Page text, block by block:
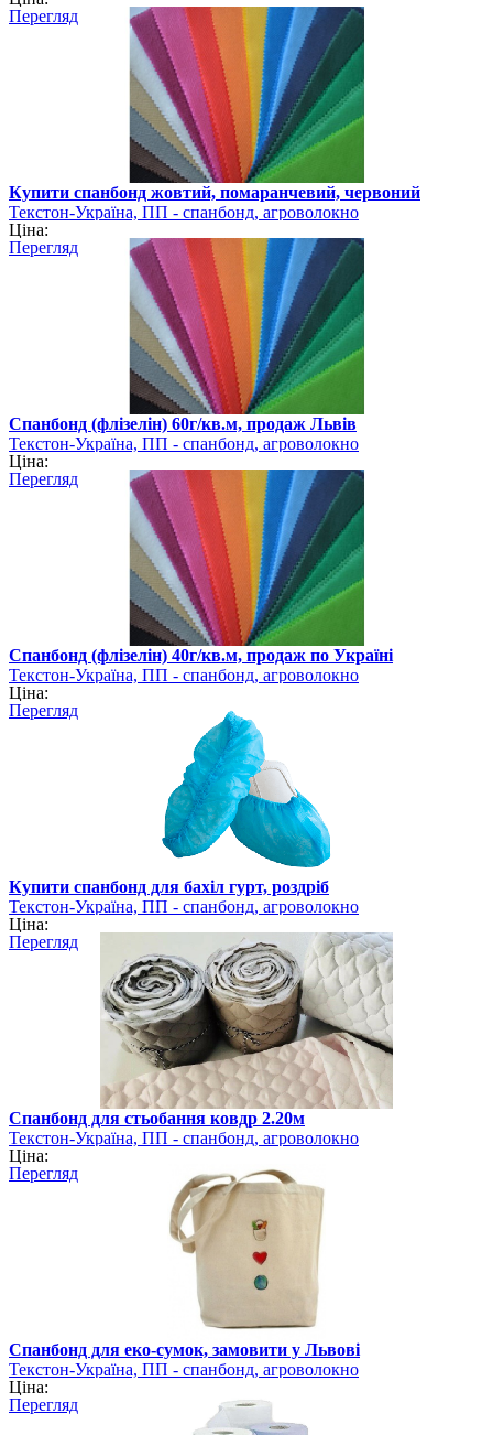
Перегляд
Купити спанбонд жовтий, помаранчевий, червоний
Текстон-Україна, ПП - спанбонд, агроволокно
Ціна:
Перегляд
Спанбонд (флізелін) 60г/кв.м, продаж Львів
Текстон-Україна, ПП - спанбонд, агроволокно
Ціна:
Перегляд
Спанбонд (флізелін) 40г/кв.м, продаж по Україні
Текстон-Україна, ПП - спанбонд, агроволокно
Ціна:
Перегляд
Купити спанбонд для бахіл гурт, роздріб
Текстон-Україна, ПП - спанбонд, агроволокно
Ціна:
Перегляд
Спанбонд для стьобання ковдр 2.20м
Текстон-Україна, ПП - спанбонд, агроволокно
Ціна:
Перегляд
Спанбонд для еко-сумок, замовити у Львові
Текстон-Україна, ПП - спанбонд, агроволокно
Ціна:
Перегляд